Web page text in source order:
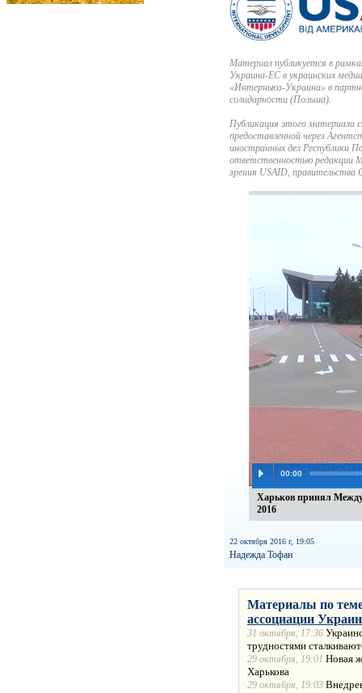
Материал публикуется в
Украина-ЕС в украинских
«Интерньюз-Украина» в
солидарности (Польша).
Публикация этого материала
предоставленной через
иностранных дел Республики
ответственностью редакции
зрения USAID,
00:00
Харьков принял
2016
22 октября 2016 г, 19:05
Надежда Тофан
Материалы по
ассоциации
31 октября, 17:36
трудностями
29 октября, 19:01 Новая
Харькова
29 октября, 19:03